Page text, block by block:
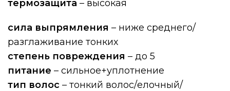
термозащита – высокая
сила выпрямления – ниже среднего/
разглаживание тонких
степень повреждения – до 5
питание – сильное+уплотнение
тип волос – тонкий волос/елочный/